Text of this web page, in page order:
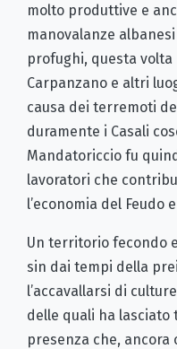
molto produttive e
manovalanze
profughi, questa
Carpanzano e altri
causa dei terremoti
duramente i Casali
Mandatoriccio fu
lavoratori che
l’economia del Feudo
Un territorio fecondo
sin dai tempi della
l’accavallarsi di
delle quali ha lasciato
presenza che, ancora